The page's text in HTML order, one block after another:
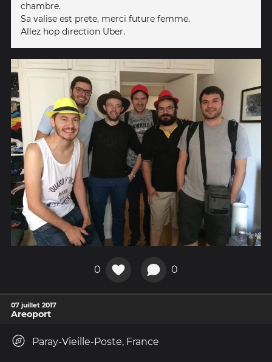
chambre.
Sa valise est prete, merci future femme.
Allez hop direction Uber.
0 0
07 juillet 2017
Areoport
Paray-Vieille-Poste, France